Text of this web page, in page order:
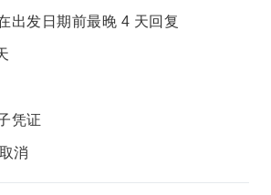
出发日期前最晚 4 天回复
凭证
消